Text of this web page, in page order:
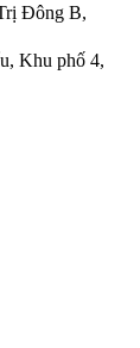
Đông B,
Khu phố 4,